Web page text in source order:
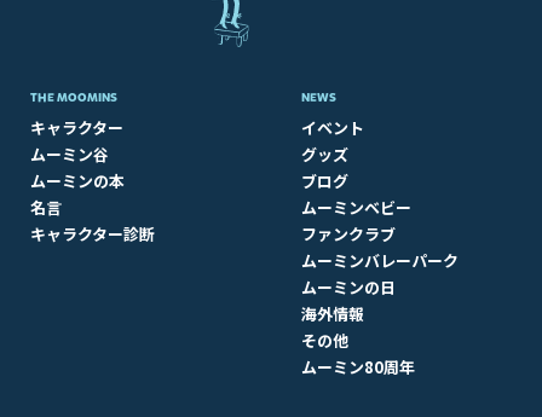
THE MOOMINS
キャラクター
ムーミン谷
ムーミンの本
名言
キャラクター診断
NEWS
イベント
グッズ
ブログ
ムーミンベビー
ファンクラブ
ムーミンバレーパーク
ムーミンの日
海外情報
その他
ムーミン80周年